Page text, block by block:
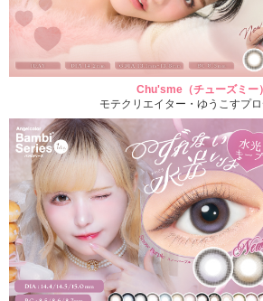
Chu'sme（チューズミー）
モテクリエイター・ゆうこすプ